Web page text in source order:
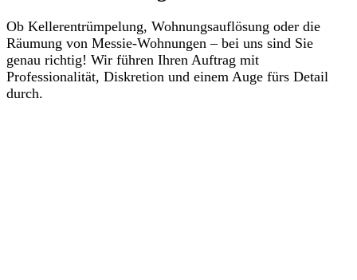
Ob Kellerentrümpelung, Wohnungsauflösung oder die
Räumung von Messie-Wohnungen – bei uns sind Sie
genau richtig! Wir führen Ihren Auftrag mit
Professionalität, Diskretion und einem Auge fürs Detail
durch.